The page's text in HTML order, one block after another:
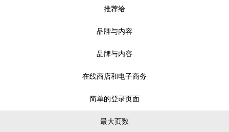
推荐给
品牌与内容
品牌与内容
在线商店和电子商务
简单的登录页面
最大页数